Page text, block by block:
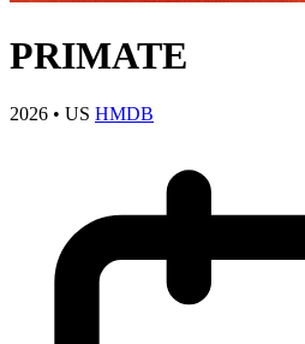
PRIMATE
2026 • US HMDB